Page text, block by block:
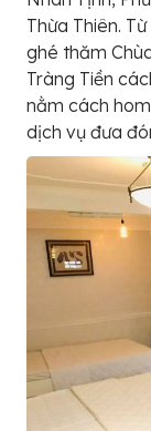
Thừa Thiên.
ghé thăm
Tràng Tiền
nằm cách
dịch vụ đưa